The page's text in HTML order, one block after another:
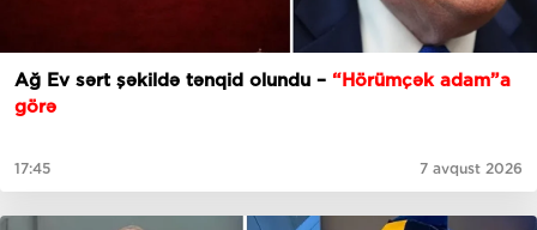
Ağ Ev sərt şəkildə tənqid olundu – “Hörümçək adam”a
görə
17:45 7 avqust 2026